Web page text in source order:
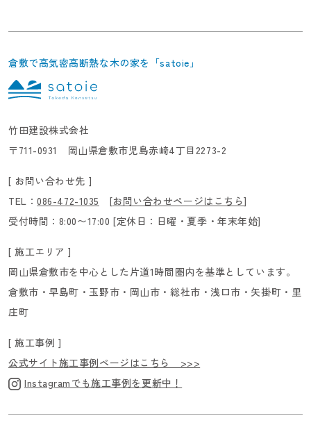
倉敷で高気密高断熱な木の家を「satoie」
竹田建設株式会社
〒711-0931 岡山県倉敷市児島赤崎4丁目2273-2
[ お問い合わせ先 ]
TEL：086-472-1035 [お問い合わせページはこちら]
受付時間：8:00〜17:00 [定休日：日曜・夏季・年末年始]
[ 施工エリア ]
岡山県倉敷市を中心とした片道1時間圏内を基準としています。
倉敷市・早島町・玉野市・岡山市・総社市・浅口市・矢掛町・里
庄町
[ 施工事例 ]
公式サイト施工事例ページはこちら >>>
Instagramでも施工事例を更新中！